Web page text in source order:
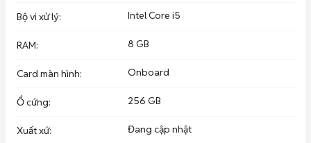
Bộ vi xử lý: Intel Core i5
RAM: 8 GB
Card màn hình: Onboard
Ổ cứng: 256 GB
Xuất xứ: Đang cập nhật